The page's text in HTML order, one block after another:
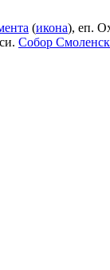
(икона), еп.
Собор